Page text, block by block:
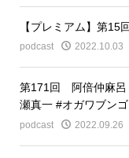
【プレミアム】第
podcast 2022.10.03
第171回 阿倍仲麻
瀬真一 #オガワブンゴ
podcast 2022.09.26